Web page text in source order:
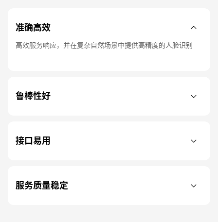
准确高效
高效服务响应，并在复杂自然场景中提供高精度的人脸识别
鲁棒性好
接口易用
服务质量稳定